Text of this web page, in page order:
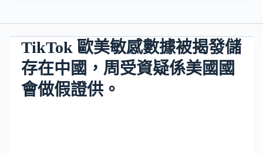
TikTok 歐美敏感數據被揭發儲
存在中國，周受資疑係美國國
會做假證供。